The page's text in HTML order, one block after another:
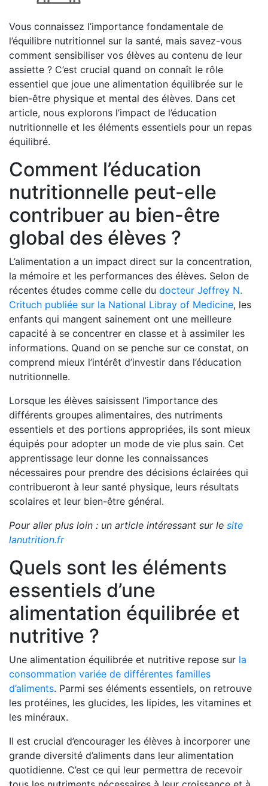
Vous connaissez l’importance fondamentale de
l’équilibre nutritionnel sur la santé, mais savez-vous
comment sensibiliser vos élèves au contenu de leur
assiette ? C’est crucial quand on connaît le rôle
essentiel que joue une alimentation équilibrée sur le
bien-être physique et mental des élèves. Dans cet
article, nous explorons l’impact de l’éducation
nutritionnelle et les éléments essentiels pour un repas
équilibré.
Comment l’éducation
nutritionnelle peut-elle
contribuer au bien-être
global des élèves ?
L’alimentation a un impact direct sur la concentration,
la mémoire et les performances des élèves. Selon de
récentes études comme celle du docteur Jeffrey N.
Crituch publiée sur la National Libray of Medicine, les
enfants qui mangent sainement ont une meilleure
capacité à se concentrer en classe et à assimiler les
informations. Quand on se penche sur ce constat, on
comprend mieux l’intérêt d’investir dans l’éducation
nutritionnelle.
Lorsque les élèves saisissent l’importance des
différents groupes alimentaires, des nutriments
essentiels et des portions appropriées, ils sont mieux
équipés pour adopter un mode de vie plus sain. Cet
apprentissage leur donne les connaissances
nécessaires pour prendre des décisions éclairées qui
contribueront à leur santé physique, leurs résultats
scolaires et leur bien-être général.
Pour aller plus loin : un article intéressant sur le site
lanutrition.fr
Quels sont les éléments
essentiels d’une
alimentation équilibrée et
nutritive ?
Une alimentation équilibrée et nutritive repose sur la
consommation variée de différentes familles
d’aliments. Parmi ses éléments essentiels, on retrouve
les protéines, les glucides, les lipides, les vitamines et
les minéraux.
Il est crucial d’encourager les élèves à incorporer une
grande diversité d’aliments dans leur alimentation
quotidienne. C’est ce qui leur permettra de recevoir